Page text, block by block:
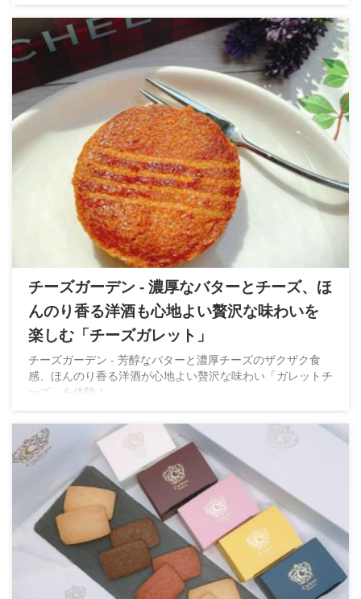
チーズガーデン - 濃厚なバターとチーズ、ほ
んのり香る洋酒も心地よい贅沢な味わいを
楽しむ「チーズガレット」
チーズガーデン - 芳醇なバターと濃厚チーズのザクザク食
感、ほんのり香る洋酒が心地よい贅沢な味わい「ガレットチ
ーズ」を体験！